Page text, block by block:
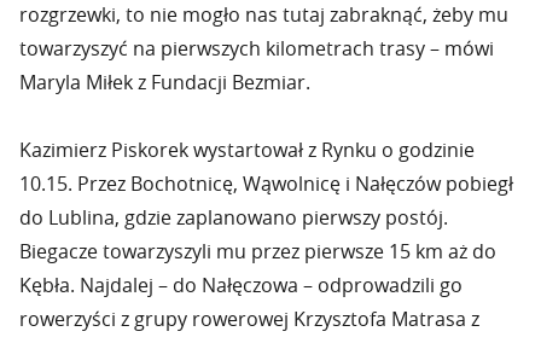
rozgrzewki, to nie mogło nas tutaj zabraknąć, żeby mu
towarzyszyć na pierwszych kilometrach trasy – mówi
Maryla Miłek z Fundacji Bezmiar.
Kazimierz Piskorek wystartował z Rynku o godzinie
10.15. Przez Bochotnicę, Wąwolnicę i Nałęczów pobiegł
do Lublina, gdzie zaplanowano pierwszy postój.
Biegacze towarzyszyli mu przez pierwsze 15 km aż do
Kębła. Najdalej – do Nałęczowa – odprowadzili go
rowerzyści z grupy rowerowej Krzysztofa Matrasa z